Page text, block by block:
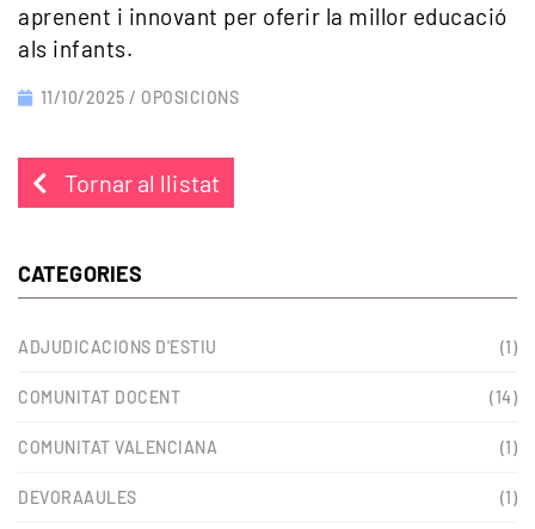
aprenent i innovant per oferir la millor educació
als infants.
11/10/2025 / OPOSICIONS
Tornar al llistat
CATEGORIES
ADJUDICACIONS D'ESTIU (1)
COMUNITAT DOCENT (14)
COMUNITAT VALENCIANA (1)
DEVORAAULES (1)